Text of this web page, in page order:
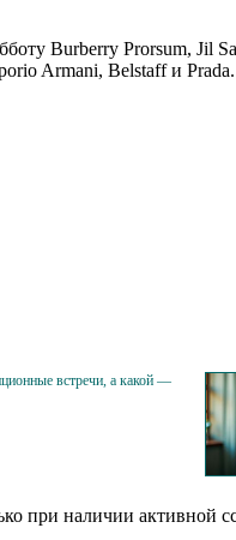
Burberry Prorsum, Jil
Armani, Belstaff и Prada.
встречи, а какой —
при наличии активной